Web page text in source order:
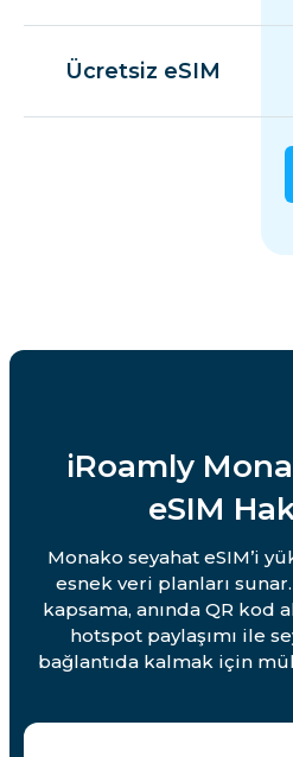
Ücretsiz eSIM
iRoamly
eSIM
Monako seyahat eSIM’i
esnek veri planları
kapsama, anında QR kod
hotspot paylaşımı ile
bağlantıda kalmak için